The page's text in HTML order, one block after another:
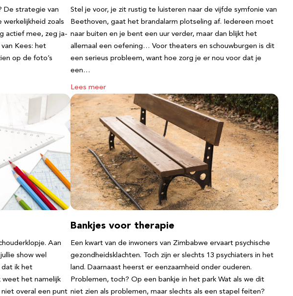
De strategie van
zoals
actief mee, zeg ja-
Kees: het
op de foto’s
Stel je voor, je zit rustig te luisteren naar de vijfde symfonie van
Beethoven, gaat het brandalarm plotseling af. Iedereen moet
naar buiten en je bent een uur verder, maar dan blijkt het
allemaal een oefening… Voor theaters en schouwburgen is dit
een serieus probleem, want hoe zorg je er nou voor dat je
een…
Lees meer
Aan
show wel
dat ik het
weet het namelijk
overal een punt
Bankjes voor therapie
Een kwart van de inwoners van Zimbabwe ervaart psychische
gezondheidsklachten. Toch zijn er slechts 13 psychiaters in het
land. Daarnaast heerst er eenzaamheid onder ouderen.
Problemen, toch? Op een bankje in het park Wat als we dit
niet zien als problemen, maar slechts als een stapel feiten?